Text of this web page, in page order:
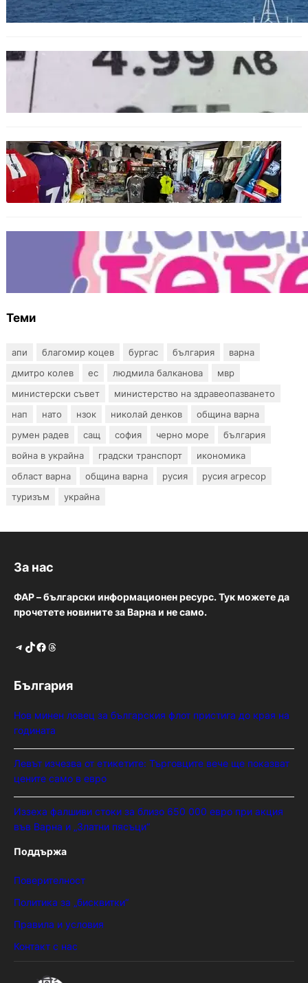
БЪЛГАРИЯ
Левът изчезва от етикетите: Търговците
БЪЛГАРИЯ
Иззеха фалшиви стоки за близо 650 000
евро при акция във Варна и „Златни
пясъци“
Инвитро подкрепата под въпрос? „Искам
бебе“ се обяви срещу прехвърлянето на
Центъра към НЗОК
Теми
апи благомир коцев бургас българия
варна
дмитро колев
ес людмила балканова
мвр
министерски съвет
министерство на здравеопазването
нап
нато нзок николай денков
община варна
румен радев
сащ софия черно море
българия
война в украйна
градски транспорт
икономика
област варна
община варна русия
русия агресор
туризъм
украйна
За нас
ФАР – български информационен ресурс. Тук можете да
прочетете новините за Варна и не само.
Telegram TikTok Facebook Threads
България
Нов минен ловец за българския флот пристига до края на
годината
Левът изчезва от етикетите: Търговците вече ще показват
цените само в евро
Иззеха фалшиви стоки за близо 650 000 евро при акция
във Варна и „Златни пясъци“
Поддържа
Поверителност
Политика за „бисквитки“
Правила и условия
Контакт с нас